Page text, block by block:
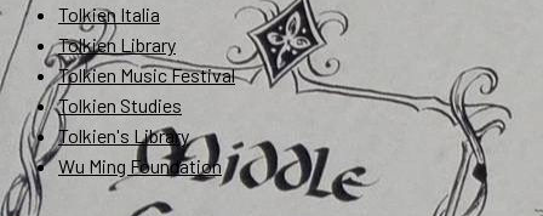
Tolkien Italia
Tolkien Library
Tolkien Music Festival
Tolkien Studies
Tolkien's Library
Wu Ming Foundation